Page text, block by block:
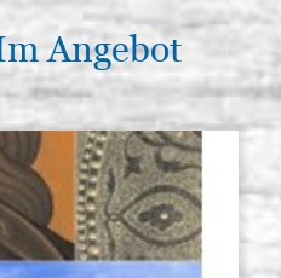
Angebot